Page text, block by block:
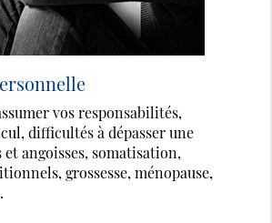
vos responsabilités,
difficultés à dépasser une
et angoisses, somatisation,
grossesse, ménopause,